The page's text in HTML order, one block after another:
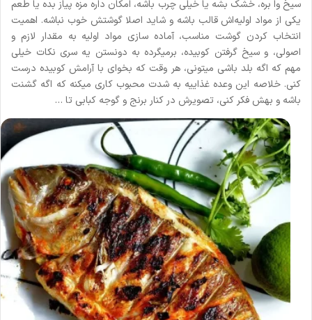
سیخ وا بره، خشک بشه یا خیلی چرب باشه، امکان داره مزه پیاز بده یا طعم
یکی از مواد اولیه‌اش قالب باشه و شاید اصلا گوشتش خوب نباشه. اهمیت
انتخاب کردن گوشت مناسب، آماده سازی مواد اولیه به مقدار لازم و
اصولی، و سیخ گرفتن کوبیده، برمیگرده به دونستن یه سری نکات خیلی
مهم که اگه بلد باشی میتونی، هر وقت که بخوای با آرامش کوبیده درست
کنی. خلاصه این وعده غذاییه به شدت محبوب کاری میکنه که اگه گشنت
باشه و بهش فکر کنی، تصویرش در کنار برنج و گوجه کبابی تا …